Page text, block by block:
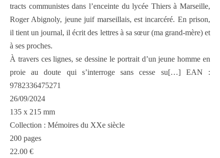
tracts communistes dans l’enceinte du lycée Thiers à Marseille,
Roger Abignoly, jeune juif marseillais, est incarcéré. En prison,
il tient un journal, il écrit des lettres à sa sœur (ma grand-mère) et
à ses proches.
À travers ces lignes, se dessine le portrait d’un jeune homme en
proie au doute qui s’interroge sans cesse su[…] EAN :
9782336475271
26/09/2024
135 x 215 mm
Collection : Mémoires du XXe siècle
200 pages
22.00 €